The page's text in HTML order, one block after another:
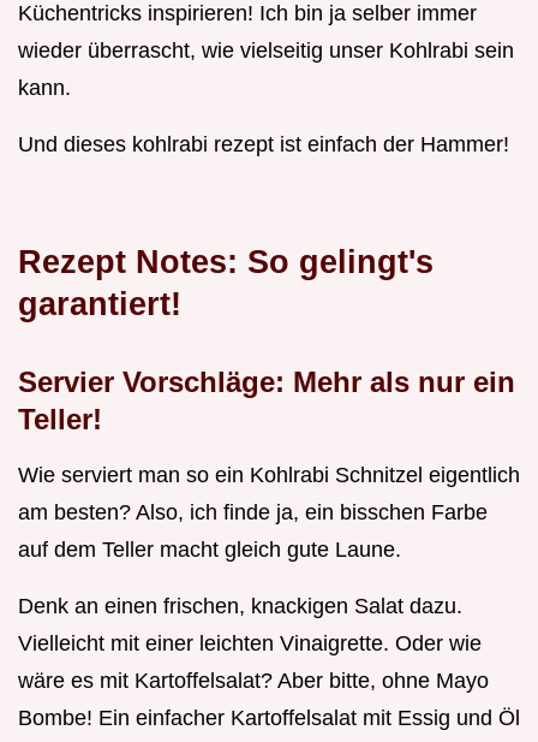
Küchentricks inspirieren! Ich bin ja selber immer
wieder überrascht, wie vielseitig unser Kohlrabi sein
kann.
Und dieses kohlrabi rezept ist einfach der Hammer!
Rezept Notes: So gelingt's
garantiert!
Servier Vorschläge: Mehr als nur ein
Teller!
Wie serviert man so ein Kohlrabi Schnitzel eigentlich
am besten? Also, ich finde ja, ein bisschen Farbe
auf dem Teller macht gleich gute Laune.
Denk an einen frischen, knackigen Salat dazu.
Vielleicht mit einer leichten Vinaigrette. Oder wie
wäre es mit Kartoffelsalat? Aber bitte, ohne Mayo
Bombe! Ein einfacher Kartoffelsalat mit Essig und Öl